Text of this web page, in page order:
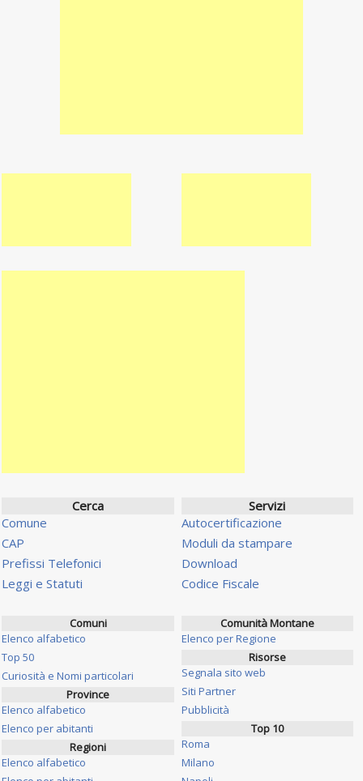
Cerca
Comune
CAP
Prefissi Telefonici
Leggi e Statuti
Servizi
Autocertificazione
Moduli da stampare
Download
Codice Fiscale
Comuni
Elenco alfabetico
Top 50
Curiosità e Nomi particolari
Province
Elenco alfabetico
Elenco per abitanti
Regioni
Elenco alfabetico
Comunità Montane
Elenco per Regione
Risorse
Segnala sito web
Siti Partner
Pubblicità
Top 10
Roma
Milano